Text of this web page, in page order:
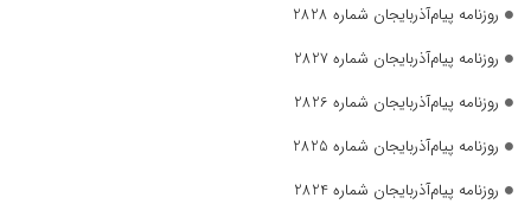
روزنامه پیام‌آذربایجان شماره 2828
روزنامه پیام‌آذربایجان شماره 2827
روزنامه پیام‌آذربایجان شماره 2826
روزنامه پیام‌آذربایجان شماره 2825
روزنامه پیام‌آذربایجان شماره 2824